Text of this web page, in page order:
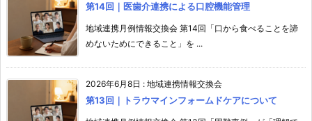
第14回｜医歯介連携による口腔機能管理
地域連携月例情報交換会 第14回「口から食べることを諦
めないためにできること」を ...
2026年6月8日 : 地域連携情報交換会
第13回｜トラウマインフォームドケアについて